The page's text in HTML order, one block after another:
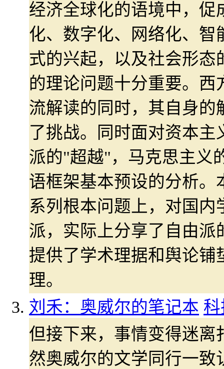
经济全球化的语境中，
化、数字化、网络化、
式的兴起，以及社会形
的理论问题十分重要。
流解读的同时，其自身
了挑战。同时面对资本
派的"超越"，马克思主义
语框架基本预设的分析
系列根本问题上，对国
派，实际上分享了自由
提供了学术理据和舆论
理。
刘禾：奥威尔的笔记本
但接下来，事情变得迷
然奥威尔的文学同行一